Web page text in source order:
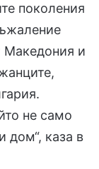
поколения
Македония и
не само
дом“, каза в